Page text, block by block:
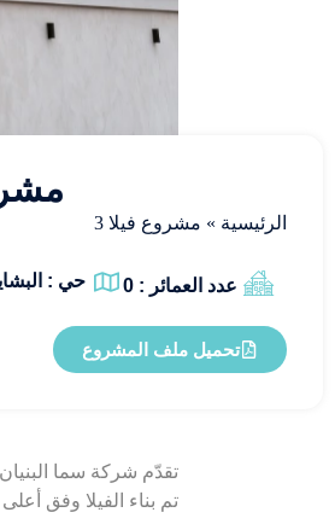
الرئيسية » مشروع فيلا 3
عدد العمائر : 0 حي :
تحميل ملف المشروع
تقدّم شركة سما
تم بناء الفيلا وفق